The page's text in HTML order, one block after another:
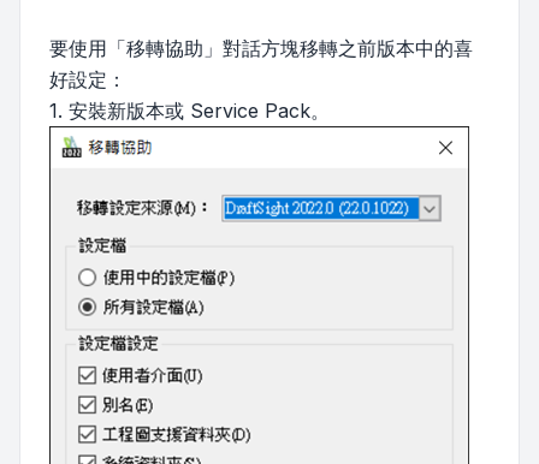
要使用「移轉協助」對話方塊移轉之前版本中的喜
好設定：
1. 安裝新版本或 Service Pack。